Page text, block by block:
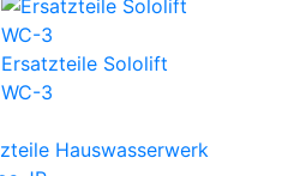
Ersatzteile Sololift
WC-3